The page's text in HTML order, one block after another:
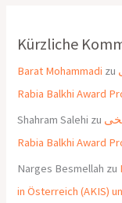
Kürzliche
Barat Mohammadi zu
Rabia Balkhi Award
Shahram Salehi zu
Rabia Balkhi Award
Narges Besmellah zu
in Österreich (AKIS)